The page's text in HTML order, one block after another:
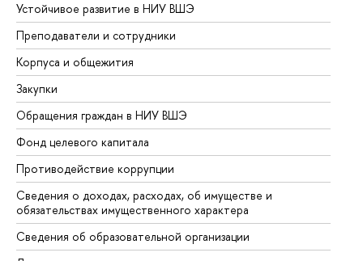
Устойчивое развитие в НИУ ВШЭ
Преподаватели и сотрудники
Корпуса и общежития
Закупки
Обращения граждан в НИУ ВШЭ
Фонд целевого капитала
Противодействие коррупции
Сведения о доходах, расходах, об имуществе и
обязательствах имущественного характера
Сведения об образовательной организации